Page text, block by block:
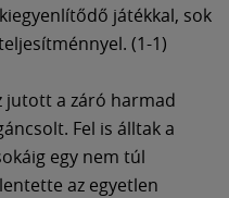
játékkal, sok
(1-1)
jutott a záró harmad
Fel is álltak a
egy nem túl
az egyetlen